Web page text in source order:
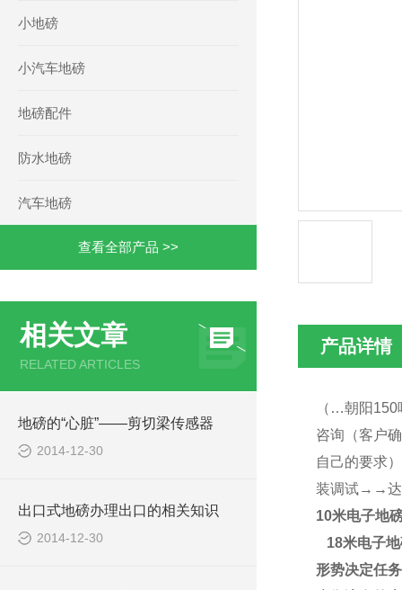
小地磅
小汽车地磅
地磅配件
防水地磅
汽车地磅
查看全部产品 >>
相关文章
RELATED ARTICLES
地磅的“心脏”——剪切梁传感器
2014-12-30
出口式地磅办理出口的相关知识
2014-12-30
产品详情
（…朝阳150
咨询（客户
自己的要求
装调试→→达
10米电子地
18米电子
形势决定任